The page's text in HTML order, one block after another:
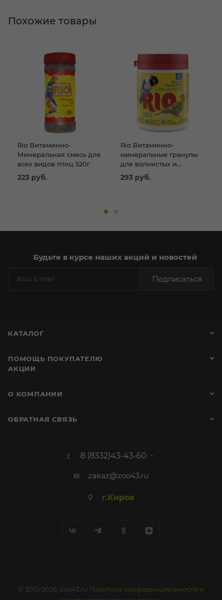
Rio Витаминно-
Минеральная смесь для
всех видов птиц 520г
223 руб.
Rio Витаминно-
минеральные гранулы
для волнистых и
средних попугаев, 120г
293 руб.
Похожие товары
Будьте в курсе наших акций и новостей
Подписаться
КАТАЛОГ
ПОМОЩЬ ПОКУПАТЕЛЮ
АКЦИИ
О КОМПАНИИ
ОБРАТНАЯ СВЯЗЬ
8 (8332)43-43-60
zakaz@zoo43.ru
г.Киров
© 2012-2026, zoo43.ru Политика конфиденциальности и